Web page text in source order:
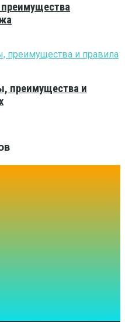
преимущества и